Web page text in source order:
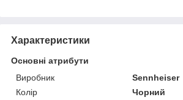
Характеристики
Основні атрибути
Виробник
Sennheiser
Колір
Чорний